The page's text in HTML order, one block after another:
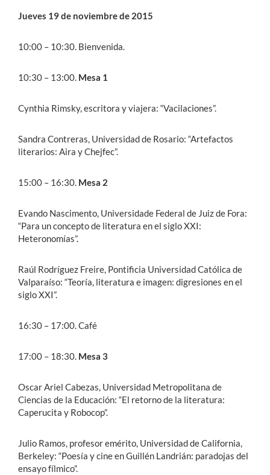
Jueves 19 de noviembre de 2015
10:00 – 10:30. Bienvenida.
10:30 – 13:00. Mesa 1
Cynthia Rimsky, escritora y viajera: “Vacilaciones”.
Sandra Contreras, Universidad de Rosario: “Artefactos
literarios: Aira y Chejfec”.
15:00 – 16:30. Mesa 2
Evando Nascimento, Universidade Federal de Juiz de Fora:
“Para un concepto de literatura en el siglo XXI:
Heteronomías”.
Raúl Rodríguez Freire, Pontificia Universidad Católica de
Valparaíso: “Teoría, literatura e imagen: digresiones en el
siglo XXI”.
16:30 – 17:00. Café
17:00 – 18:30. Mesa 3
Oscar Ariel Cabezas, Universidad Metropolitana de
Ciencias de la Educación: “El retorno de la literatura:
Caperucita y Robocop”.
Julio Ramos, profesor emérito, Universidad de California,
Berkeley: “Poesía y cine en Guillén Landrián: paradojas del
ensayo fílmico”.